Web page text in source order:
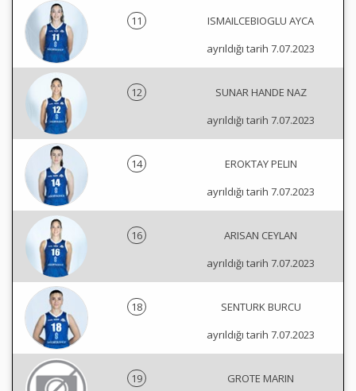
11
ISMAILCEBIOGLU AYCA
ayrıldığı tarih 7.07.2023
12
SUNAR HANDE NAZ
ayrıldığı tarih 7.07.2023
14
EROKTAY PELIN
ayrıldığı tarih 7.07.2023
16
ARISAN CEYLAN
ayrıldığı tarih 7.07.2023
18
SENTURK BURCU
ayrıldığı tarih 7.07.2023
19
GROTE MARIN